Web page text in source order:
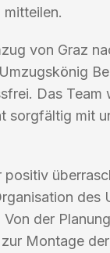
mitteilen.
von Graz
Das Team
sorgfältig mit
positiv
des
Von der
Montage